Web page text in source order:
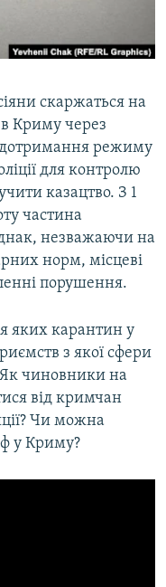
скаржаться на
Криму через
режиму
для контролю
казацтво. З 1
частина
незважаючи на
норм, місцеві
порушення.
яких карантин у
з якої сфери
Як чиновники на
від кримчан
Чи можна
у Криму?